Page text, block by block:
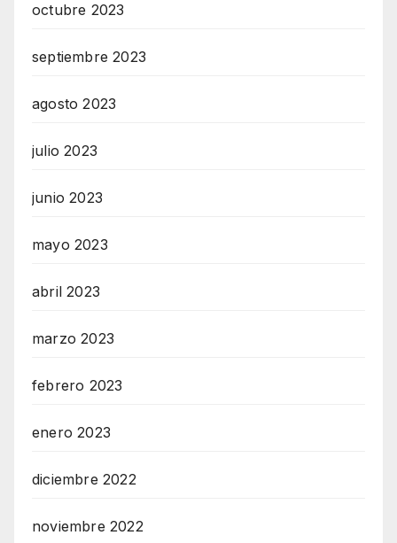
octubre 2023
septiembre 2023
agosto 2023
julio 2023
junio 2023
mayo 2023
abril 2023
marzo 2023
febrero 2023
enero 2023
diciembre 2022
noviembre 2022